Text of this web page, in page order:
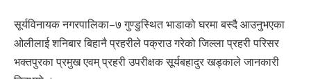
सूर्यविनायक नगरपालिका–७ गुण्डुस्थित भाडाको घरमा बस्दै आउनुभएका
ओलीलाई शनिबार बिहानै प्रहरीले पक्राउ गरेको जिल्ला प्रहरी परिसर
भक्तपुरका प्रमुख एवम् प्रहरी उपरीक्षक सूर्यबहादुर खड्काले जानकारी